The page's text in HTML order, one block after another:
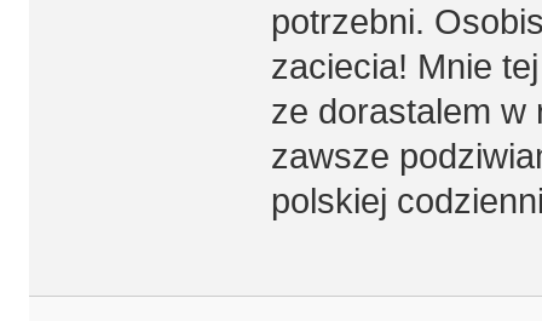
potrzebni.
zaciecia! Mnie
ze dorastalem w
zawsze
polskiej